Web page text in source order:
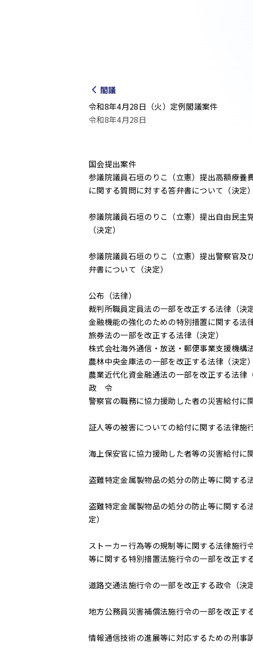
閣議
令和8年4月28日（火）定例閣議案件
令和8年4月28日
国会提出案件
参議院議員石垣のりこ（立憲）提出高額療
に関する質問に対する答弁書について（決定）
参議院議員石垣のりこ（立憲）提出自由民
（決定）
参議院議員石垣のりこ（立憲）提出警察官
弁書について（決定）
公布（法律）
裁判所職員定員法の一部を改正する法律（決定
金融機能の強化のための特別措置に関する法
旅券法の一部を改正する法律（決定）
株式会社海外通信・放送・郵便事業支援機構
農林中央金庫法の一部を改正する法律（決定）
農業近代化資金融通法の一部を改正する法律（
政 令
警察官の職務に協力援助した者の災害給付に
証人等の被害についての給付に関する法律施
海上保安官に協力援助した者等の災害給付に
盗難特定金属製物品の処分の防止等に関する
盗難特定金属製物品の処分の防止等に関す
定）
ストーカー行為等の規制等に関する法律施
等に関する特別措置法施行令の一部を改正す
道路交通法施行令の一部を改正する政令（決定
地方公務員災害補償法施行令の一部を改正す
情報通信技術の進展等に対応するための刑